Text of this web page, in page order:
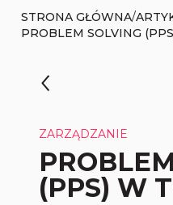
STRONA GŁÓWNA/
PROBLEM SOLVING
ZARZĄDZANIE
(PPS) W